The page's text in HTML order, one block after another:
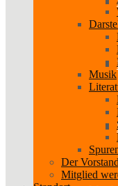
Musik
Der Vorstand
Mitglied